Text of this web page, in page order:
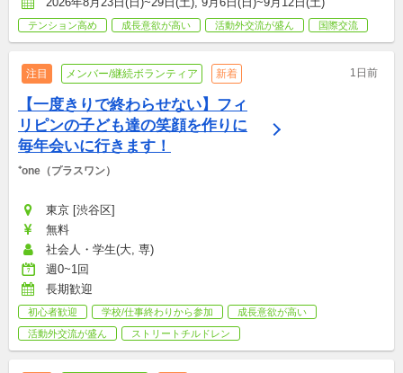
テンション高め 成長意欲が高い 活動外交流が盛ん 国際交流
注目 メンバー/継続ボランティア 新着 1日前
【一度きりで終わらせない】フィ
リピンの子ども達の笑顔を作りに
毎年会いに行きます！
⁺one（プラスワン）
東京 [渋谷区]
無料
社会人・学生(大, 専)
週0~1回
長期歓迎
初心者歓迎 学校/仕事終わりから参加
成長意欲が高い
活動外交流が盛ん
ストリートチルドレン